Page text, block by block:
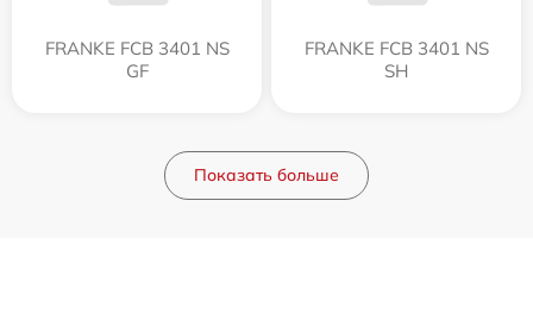
FRANKE FCB 3401 NS
GF
FRANKE FCB 3401 NS
SH
Показать больше